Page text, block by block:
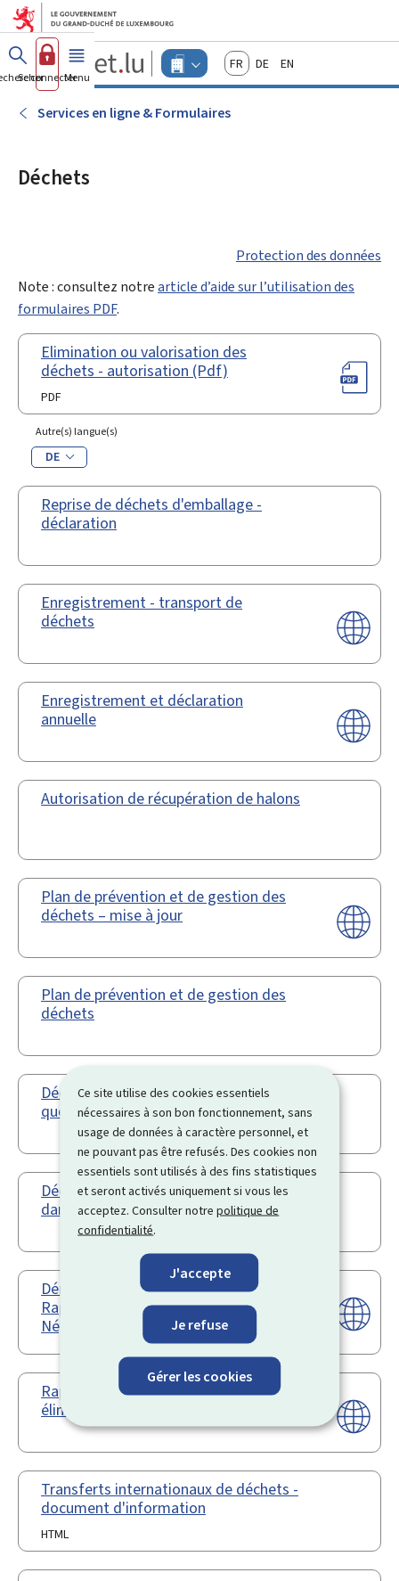
Ce site utilise des cookies essentiels
nécessaires à son bon fonctionnement, sans
usage de données à caractère personnel, et
ne pouvant pas être refusés. Des cookies non
essentiels sont utilisés à des fins statistiques
et seront activés uniquement si vous les
acceptez. Consulter notrepolitique de
confidentialité.
J'accepte
Je refuse
Gérer les cookies
Aller au menu principal
Aller au contenu
Guichet.lu
Changer
d'espace
Menu
FrançaisDeutschEnglish
Se connecterMenu principal
Services en ligne & Formulaires
Déchets
Protection des données
Note : consultez notrearticle d’aide sur l’utilisation des
formulaires PDF.
Elimination ou valorisation des
déchets - autorisation (Pdf)
PDF
Autre(s) langue(s)
DE
Reprise de déchets d'emballage -
déclaration
Enregistrement - transport de
déchets
Enregistrement et déclaration
annuelle
Autorisation de récupération de halons
Plan de prévention et de gestion des
déchets – mise à jour
Plan de prévention et de gestion des
déchets
Décharges pour déchets inertes -
questionnaire
Décharges pour déchets non dangereux ou
dangereux - questionnaire
Démarches administratives et
Rapports annuel – Transporteurs /
Négociants / Courtiers
Rapport annuel – traitement /
élimination / valorisation de déchets
Transferts internationaux de déchets -
document d'information
HTML